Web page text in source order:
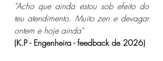
"Acho que ainda estou sob efeito do
teu atendimento. Muito zen e devagar
ontem e hoje ainda"
(K.P - Engenheira - feedback de 2026)